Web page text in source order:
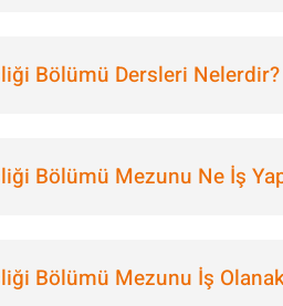
Bölümü Dersleri Nelerdir?
Bölümü Mezunu Ne İş
Bölümü Mezunu İş